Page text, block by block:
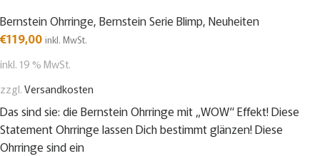
Bernstein Ohrringe, Bernstein Serie Blimp, Neuheiten
€119,00 inkl. MwSt.
inkl. 19 % MwSt.
zzgl.Versandkosten
Das sind sie: die Bernstein Ohrringe mit „WOW“ Effekt! Diese
Statement Ohrringe lassen Dich bestimmt glänzen! Diese
Ohrringe sind ein